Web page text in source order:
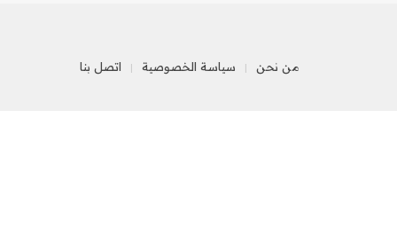
من نحن سياسة الخصوصية اتصل بنا